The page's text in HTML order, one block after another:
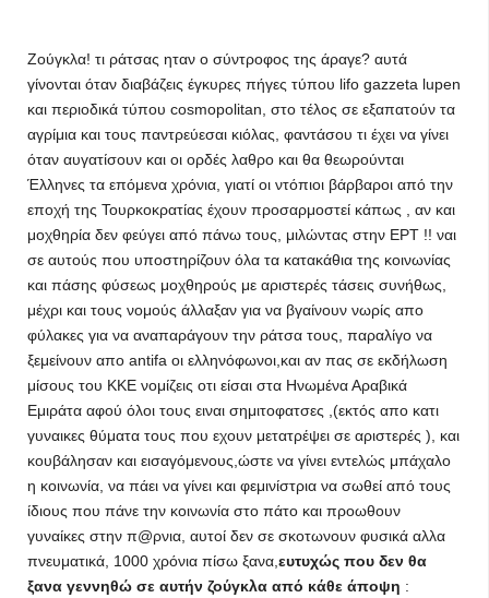
Ζούγκλα! τι ράτσας ηταν ο σύντροφος της άραγε? αυτά
γίνονται όταν διαβάζεις έγκυρες πήγες τύπου lifo gazzeta lupen
και περιοδικά τύπου cosmopolitan, στο τέλος σε εξαπατούν τα
αγρίμια και τους παντρεύεσαι κιόλας, φαντάσου τι έχει να γίνει
όταν αυγατίσουν και οι ορδές λαθρο και θα θεωρούνται
Έλληνες τα επόμενα χρόνια, γιατί οι ντόπιοι βάρβαροι από την
εποχή της Τουρκοκρατίας έχουν προσαρμοστεί κάπως , αν και
μοχθηρία δεν φεύγει από πάνω τους, μιλώντας στην ΕΡΤ !! ναι
σε αυτούς που υποστηρίζουν όλα τα κατακάθια της κοινωνίας
και πάσης φύσεως μοχθηρούς με αριστερές τάσεις συνήθως,
μέχρι και τους νομούς άλλαξαν για να βγαίνουν νωρίς απο
φύλακες για να αναπαράγουν την ράτσα τους, παραλίγο να
ξεμείνουν απο antifa οι ελληνόφωνοι,και αν πας σε εκδήλωση
μίσους του ΚΚΕ νομίζεις οτι είσαι στα Ηνωμένα Αραβικά
Εμιράτα αφού όλοι τους ειναι σημιτοφατσες ,(εκτός απο κατι
γυναικες θύματα τους που εχουν μετατρέψει σε αριστερές ), και
κουβάλησαν και εισαγόμενους,ώστε να γίνει εντελώς μπάχαλο
η κοινωνία, να πάει να γίνει και φεμινίστρια να σωθεί από τους
ίδιους που πάνε την κοινωνία στο πάτο και προωθουν
γυναίκες στην π@ρνια, αυτοί δεν σε σκοτωνουν φυσικά αλλα
πνευματικά, 1000 χρόνια πίσω ξανα, ευτυχώς που δεν θα
ξανα γεννηθώ σε αυτήν ζούγκλα από κάθε άποψη :